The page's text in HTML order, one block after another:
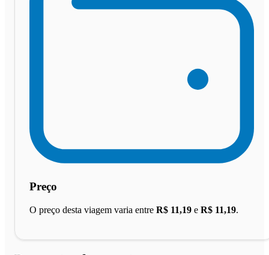
Preço
O preço desta viagem varia entre R$ 11,19 e R$ 11,19.